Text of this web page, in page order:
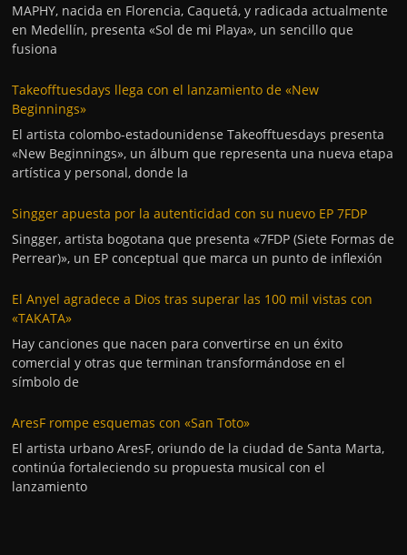
MAPHY, nacida en Florencia, Caquetá, y radicada actualmente
en Medellín, presenta «Sol de mi Playa», un sencillo que
fusiona
Takeofftuesdays llega con el lanzamiento de «New
Beginnings»
El artista colombo-estadounidense Takeofftuesdays presenta
«New Beginnings», un álbum que representa una nueva etapa
artística y personal, donde la
Singger apuesta por la autenticidad con su nuevo EP 7FDP
Singger, artista bogotana que presenta «7FDP (Siete Formas de
Perrear)», un EP conceptual que marca un punto de inflexión
El Anyel agradece a Dios tras superar las 100 mil vistas con
«TAKATA»
Hay canciones que nacen para convertirse en un éxito
comercial y otras que terminan transformándose en el
símbolo de
AresF rompe esquemas con «San Toto»
El artista urbano AresF, oriundo de la ciudad de Santa Marta,
continúa fortaleciendo su propuesta musical con el
lanzamiento